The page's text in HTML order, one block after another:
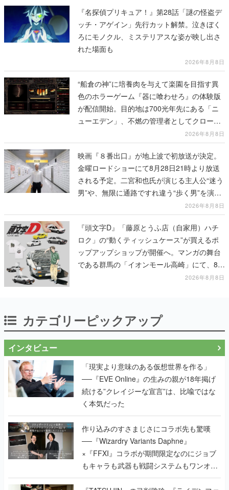
『名探偵プリキュア！』第28話「謎の怪盗デ
ッチ・アゲイン」先行カット解禁。泣きぼく
ろにモノクル、ミステリアスな姿が映し出さ
れた場面も
2026年8月8日
“船倉の神”に培養肉を与えて楽園を目指す異
色のホラーゲーム『器に喰わせろ』の体験版
が配信開始。目的地は700光年先にある「ニ
ューエデン」、不燃の管理者としてクローン
人間を増やし、加工して神に捧げる2026年8月8日
映画『８番出口』が地上波で初放送が決定。
金曜ロードショーにて8月28日21時より放送
される予定。二宮和也氏が演じる主人公“迷う
男”や、無限に通路ですれ違う“歩く男”を演じ
2026年8月8日
『頭文字D』「藤原とうふ店（自家用）ハチ
ロク」の“動くティッシュケース”が買えるポ
ップアップショップが開催へ。マンガの舞台
である群馬の「イオンモール高崎」にて、8月
11日から8月20日までの期間限定で開催予定
2026年8月8日
カテゴリーピックアップ
インタビュー
「現実より意味のある仮想世界を作る」
──『EVE Online』の生みの親が18年掲げ
続ける”クレイジーな宣言”は、比喩ではな
く本気だった
作り込みのすさまじさにコラボ先も驚嘆
──『Wizardry Variants Daphne』
×『FFXI』コラボが期間限定なのにジョブ
もキャラも武器も戦闘システムもワンオフ
で作り込まれた理由を両ディレクターに聞